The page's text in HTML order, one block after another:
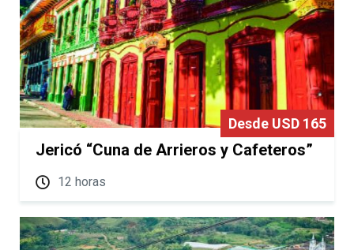
Desde USD 165
Jericó “Cuna de Arrieros y Cafeteros”
12 horas